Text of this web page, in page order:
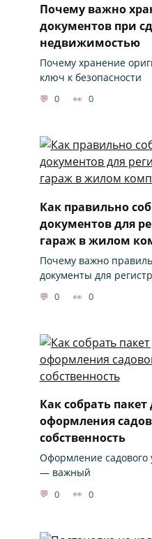
Почему важно
документов при
недвижимостью
Почему хранение
ключ к безопасности
0 0
Как правильно
документов для
гараж в жилом
Почему важно
документы для
0 0
Как собрать
оформления
собственность
Оформление садового
— важный
0 0